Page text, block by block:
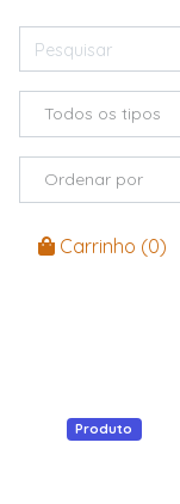
Todos os tipos
Ordenar por
Carrinho (0)
Produto